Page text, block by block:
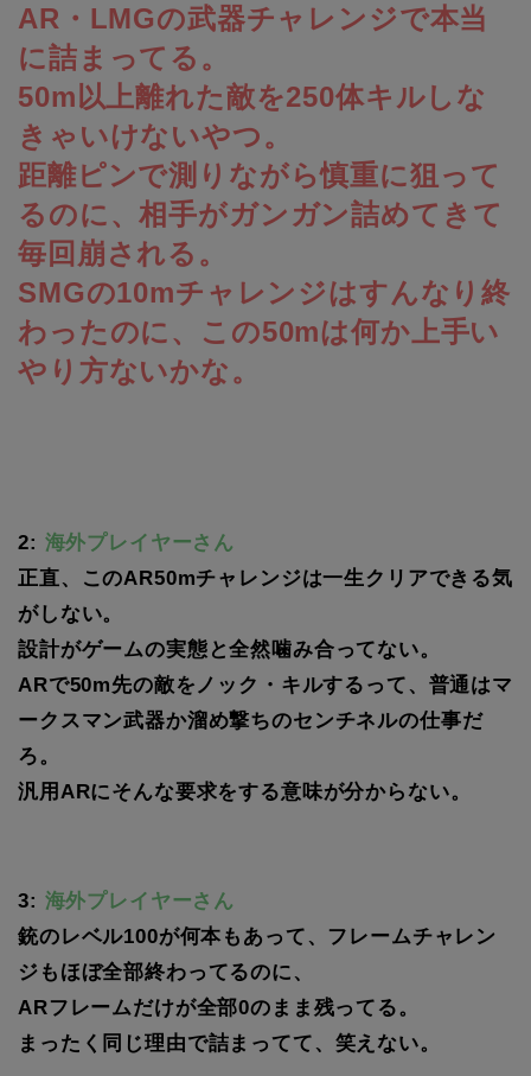
AR・LMGの武器チャレンジで本当
に詰まってる。
50m以上離れた敵を250体キルしな
きゃいけないやつ。
距離ピンで測りながら慎重に狙って
るのに、相手がガンガン詰めてきて
毎回崩される。
SMGの10mチャレンジはすんなり終
わったのに、この50mは何か上手い
やり方ないかな。
2: 海外プレイヤーさん
正直、このAR50mチャレンジは一生クリアできる気
がしない。
設計がゲームの実態と全然噛み合ってない。
ARで50m先の敵をノック・キルするって、普通はマ
ークスマン武器か溜め撃ちのセンチネルの仕事だ
ろ。
汎用ARにそんな要求をする意味が分からない。
3: 海外プレイヤーさん
銃のレベル100が何本もあって、フレームチャレン
ジもほぼ全部終わってるのに、
ARフレームだけが全部0のまま残ってる。
まったく同じ理由で詰まってて、笑えない。